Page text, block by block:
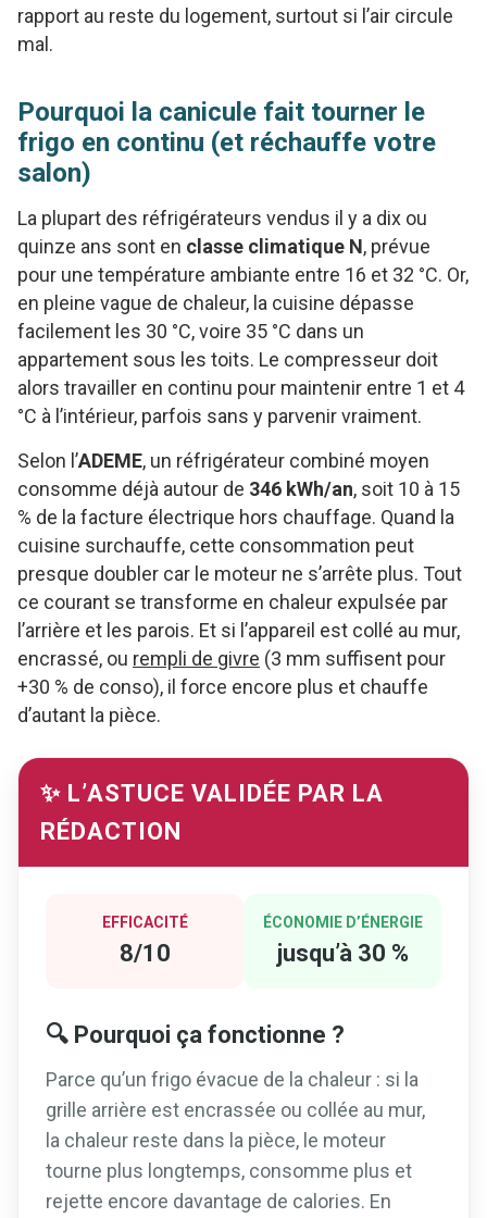
rapport au reste du logement, surtout si l’air circule
mal.
Pourquoi la canicule fait tourner le
frigo en continu (et réchauffe votre
salon)
La plupart des réfrigérateurs vendus il y a dix ou
quinze ans sont en classe climatique N, prévue
pour une température ambiante entre 16 et 32 °C. Or,
en pleine vague de chaleur, la cuisine dépasse
facilement les 30 °C, voire 35 °C dans un
appartement sous les toits. Le compresseur doit
alors travailler en continu pour maintenir entre 1 et 4
°C à l’intérieur, parfois sans y parvenir vraiment.
Selon l’ADEME, un réfrigérateur combiné moyen
consomme déjà autour de 346 kWh/an, soit 10 à 15
% de la facture électrique hors chauffage. Quand la
cuisine surchauffe, cette consommation peut
presque doubler car le moteur ne s’arrête plus. Tout
ce courant se transforme en chaleur expulsée par
l’arrière et les parois. Et si l’appareil est collé au mur,
encrassé, ou rempli de givre (3 mm suffisent pour
+30 % de conso), il force encore plus et chauffe
d’autant la pièce.
✨ L’ASTUCE VALIDÉE PAR LA
RÉDACTION
EFFICACITÉ
8/10
ÉCONOMIE D’ÉNERGIE
jusqu’à 30 %
🔍 Pourquoi ça fonctionne ?
Parce qu’un frigo évacue de la chaleur : si la
grille arrière est encrassée ou collée au mur,
la chaleur reste dans la pièce, le moteur
tourne plus longtemps, consomme plus et
rejette encore davantage de calories. En